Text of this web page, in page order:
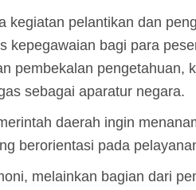
kegiatan pelantikan dan
kepegawaian bagi para
pembekalan pengetahuan,
sebagai aparatur negara.
daerah ingin
berorientasi pada
melainkan bagian dari
HEADLINE
3 min